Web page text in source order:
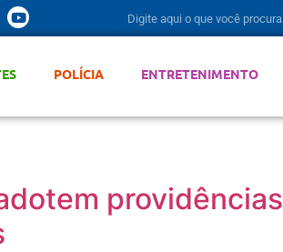
POLÍCIA ENTRETENIMENTO
providências